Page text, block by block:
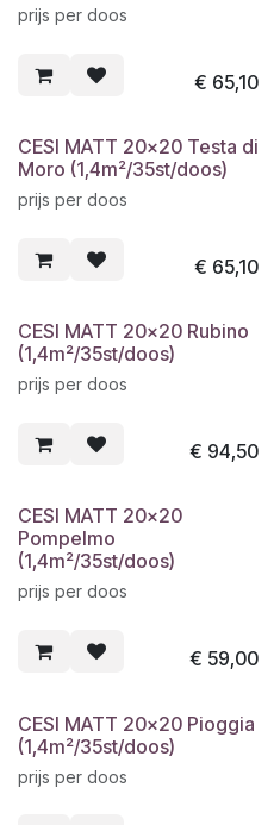
prijs per doos
€ 65,10
CESI MATT 20x20 Testa di
Moro (1,4m²/35st/doos)
prijs per doos
€ 65,10
CESI MATT 20x20 Rubino
(1,4m²/35st/doos)
prijs per doos
€ 94,50
CESI MATT 20x20
Pompelmo
(1,4m²/35st/doos)
prijs per doos
€ 59,00
CESI MATT 20x20 Pioggia
(1,4m²/35st/doos)
prijs per doos